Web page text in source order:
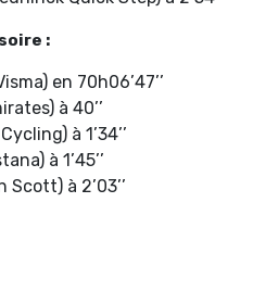
:
en 70h06’47’’
à 40’’
à 1’34’’
à 1’45’’
à 2’03’’